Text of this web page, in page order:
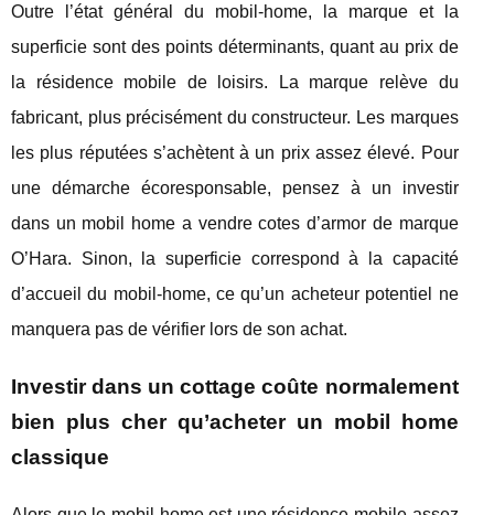
Outre l’état général du mobil-home, la marque et la
superficie sont des points déterminants, quant au prix de
la résidence mobile de loisirs. La marque relève du
fabricant, plus précisément du constructeur. Les marques
les plus réputées s’achètent à un prix assez élevé. Pour
une démarche écoresponsable, pensez à un investir
dans un mobil home a vendre cotes d’armor de marque
O’Hara. Sinon, la superficie correspond à la capacité
d’accueil du mobil-home, ce qu’un acheteur potentiel ne
manquera pas de vérifier lors de son achat.
Investir dans un cottage coûte normalement
bien plus cher qu’acheter un mobil home
classique